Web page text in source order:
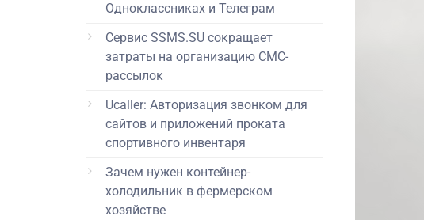
Одноклассниках и Телеграм
Сервис SSMS.SU сокращает
затраты на организацию СМС-
рассылок
Ucaller: Авторизация звонком для
сайтов и приложений проката
спортивного инвентаря
Зачем нужен контейнер-
холодильник в фермерском
хозяйстве